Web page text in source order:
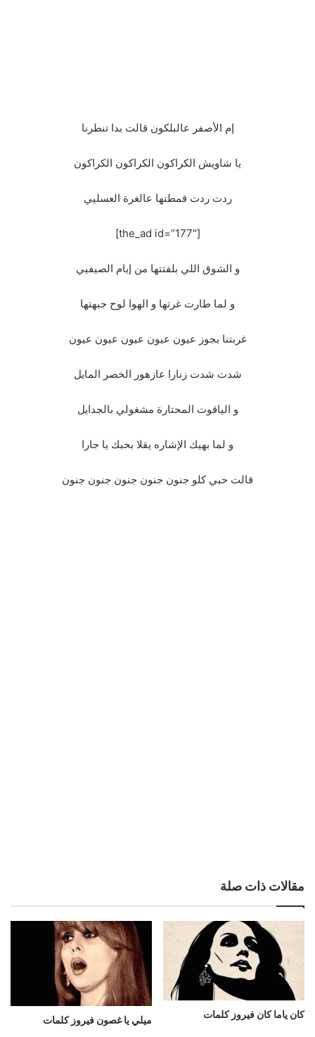
إم الأصفر عالبلكون قالت بدا تنطرنا
يا شاويش الكراكون الكراكون الكراكون
ردت ردت قمطتها عالغرة العسليي
[the_ad id=”177″]
و الشوق اللي بلفتتها من إيام الصيفيي
و لما طارت غرتها و الهوا لوح جبهتها
غربتنا بجوز عيون عيون عيون عيون عيون
شدت شدت زنارا عازهور الخصر المايل
و الياقوت المحتارة مشغولي بالجدايل
و لما بهيك الإشاره يقلا بحبك يا جارا
قالت حبي كلو جنون جنون جنون جنون جنون
مقالات ذات صلة
كان ياما كان فيروز كلمات ميلي يا غصون فيروز كلمات